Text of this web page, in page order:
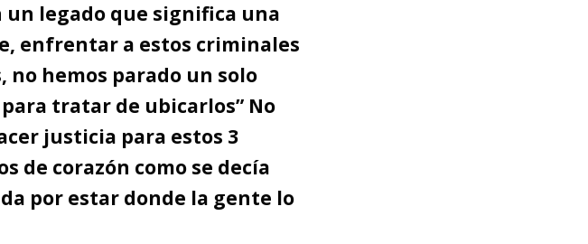
legado que significa una
enfrentar a estos criminales
no hemos parado un solo
tratar de ubicarlos” No
justicia para estos 3
de corazón como se decía
por estar donde la gente lo